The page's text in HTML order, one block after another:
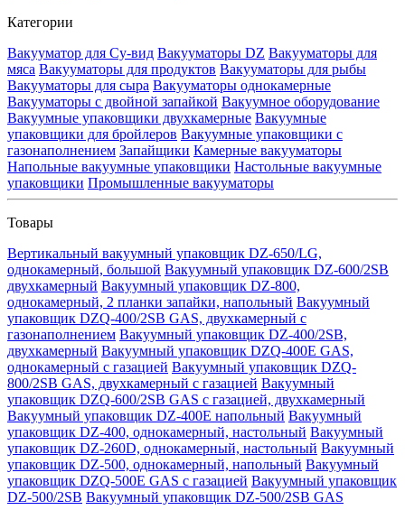
Категории
Вакууматор для Су-вид Вакууматоры DZ Вакууматоры для
мяса Вакууматоры для продуктов Вакууматоры для рыбы
Вакууматоры для сыра Вакууматоры однокамерные
Вакууматоры с двойной запайкой Вакуумное оборудование
Вакуумные упаковщики двухкамерные Вакуумные
упаковщики для бройлеров Вакуумные упаковщики с
газонаполнением Запайщики Камерные вакууматоры
Напольные вакуумные упаковщики Настольные вакуумные
упаковщики Промышленные вакууматоры
Товары
Вертикальный вакуумный упаковщик DZ-650/LG,
однокамерный, большой Вакуумный упаковщик DZ-600/2SB
двухкамерный Вакуумный упаковщик DZ-800,
однокамерный, 2 планки запайки, напольный Вакуумный
упаковщик DZQ-400/2SB GAS, двухкамерный с
газонаполнением Вакуумный упаковщик DZ-400/2SB,
двухкамерный Вакуумный упаковщик DZQ-400E GAS,
однокамерный с газацией Вакуумный упаковщик DZQ-
800/2SB GAS, двухкамерный с газацией Вакуумный
упаковщик DZQ-600/2SB GAS с газацией, двухкамерный
Вакуумный упаковщик DZ-400E напольный Вакуумный
упаковщик DZ-400, однокамерный, настольный Вакуумный
упаковщик DZ-260D, однокамерный, настольный Вакуумный
упаковщик DZ-500, однокамерный, напольный Вакуумный
упаковщик DZQ-500E GAS с газацией Вакуумный упаковщик
DZ-500/2SB Вакуумный упаковщик DZ-500/2SB GAS